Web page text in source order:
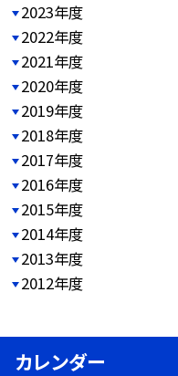
2023年度
2022年度
2021年度
2020年度
2019年度
2018年度
2017年度
2016年度
2015年度
2014年度
2013年度
2012年度
カレンダー